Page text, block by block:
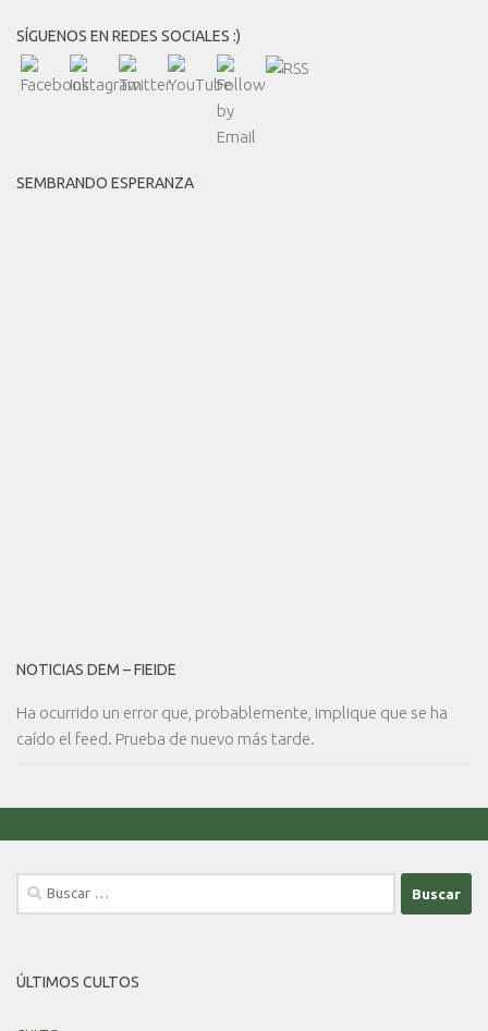
SÍGUENOS EN REDES SOCIALES :)
SEMBRANDO ESPERANZA
NOTICIAS DEM – FIEIDE
Ha ocurrido un error que, probablemente, implique que se ha
caído el feed. Prueba de nuevo más tarde.
Buscar:
ÚLTIMOS CULTOS